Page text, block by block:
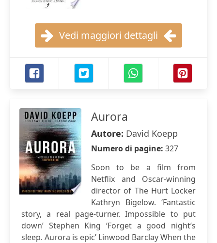
Vedi maggiori dettagli
Aurora
Autore: David Koepp
Numero di pagine: 327
Soon to be a film from
Netflix and Oscar-winning
director of The Hurt Locker
Kathryn Bigelow. ‘Fantastic
story, a real page-turner. Impossible to put
down’ Stephen King ‘Forget a good night’s
sleep. Aurora is epic’ Linwood Barclay When the